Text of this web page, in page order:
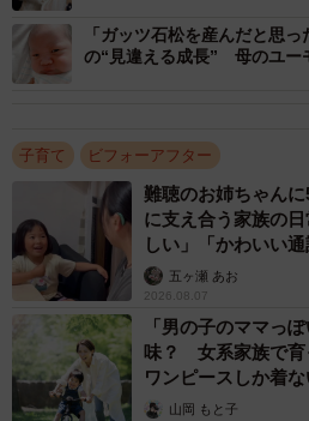
息子さんの外見が大きく変化した
ってから始めた部活動でした。
「柔道を始めてから坊主になりま
カーをやっていて、中学生になっ
入ったんです」
柔道の競技特性もあり、髪型は坊
「ガッツ石松を産んだと思
の“見違える成長” 母のユー
子育て ビフォーアフター
難聴のお姉ちゃん
に支え合う家族の
しい」「かわいい通
五ヶ瀬 あお
2026.08.07
「男の子のママっ
味？ 女系家族で
ワンピースしか着
へんが…
山岡 もと子